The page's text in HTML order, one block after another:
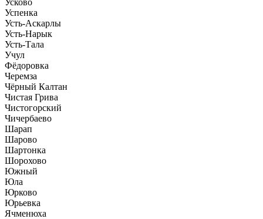
Успенка
Усть-Аскарлы
Усть-Нарык
Усть-Тала
Учул
Фёдоровка
Черемза
Чёрный Калтан
Чистая Грива
Чистогорский
Чичербаево
Шарап
Шарово
Шартонка
Шорохово
Южный
Юла
Юрково
Юрьевка
Ячменюха